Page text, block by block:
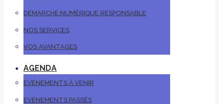
DÉMARCHE NUMÉRIQUE RESPONSABLE
NOS SERVICES
VOS AVANTAGES
AGENDA
EVÉNEMENTS À VENIR
EVÉNEMENTS PASSÉS